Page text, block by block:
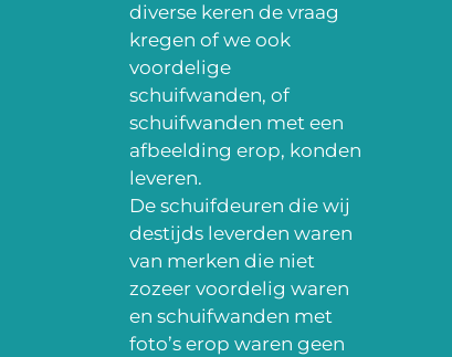
diverse keren de vraag
kregen of we ook
voordelige
schuifwanden, of
schuifwanden met een
afbeelding erop, konden
leveren.
De schuifdeuren die wij
destijds leverden waren
van merken die niet
zozeer voordelig waren
en schuifwanden met
foto’s erop waren geen